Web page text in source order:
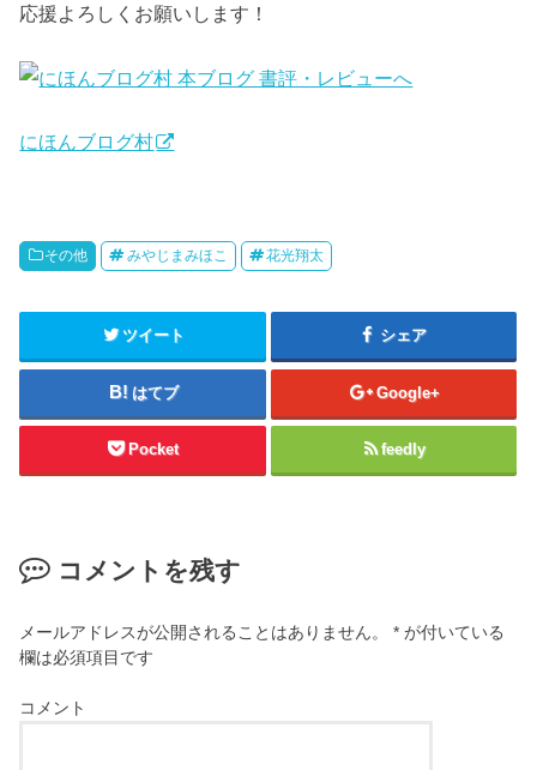
応援よろしくお願いします！
にほんブログ村
その他 みやじまみほこ 花光翔太
ツイート シェア
はてブ Google+
Pocket feedly
コメントを残す
メールアドレスが公開されることはありません。 * が付いている
欄は必須項目です
コメント